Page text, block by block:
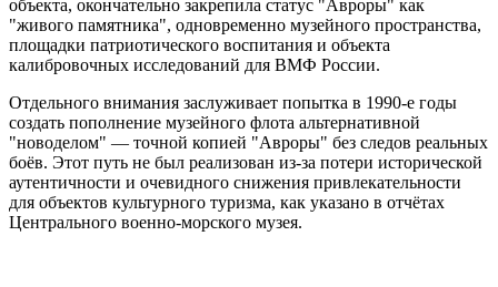
объекта, окончательно закрепила статус "Авроры" как
"живого памятника", одновременно музейного пространства,
площадки патриотического воспитания и объекта
калибровочных исследований для ВМФ России.
Отдельного внимания заслуживает попытка в 1990-е годы
создать пополнение музейного флота альтернативной
"новоделом" — точной копией "Авроры" без следов реальных
боёв. Этот путь не был реализован из-за потери исторической
аутентичности и очевидного снижения привлекательности
для объектов культурного туризма, как указано в отчётах
Центрального военно-морского музея.